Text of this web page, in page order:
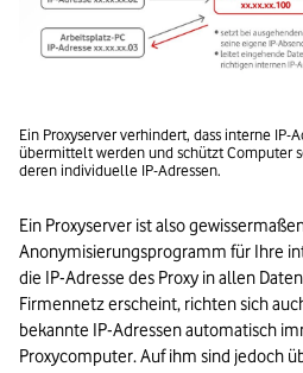
Ein Proxyserver verhindert, dass interne IP-
übermittelt werden und schützt Computer
deren individuelle IP-Adressen.
Ein Proxyserver ist also
Anonymisierungsprogramm für Ihre
die IP-Adresse des Proxy in allen
Firmennetz erscheint, richten sich
bekannte IP-Adressen automatisch
Proxycomputer. Auf ihm sind jedoch